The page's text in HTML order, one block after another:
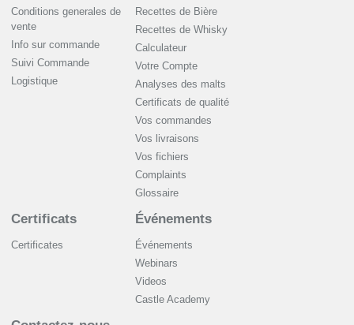
Conditions generales de
vente
Info sur commande
Suivi Commande
Logistique
Recettes de Bière
Recettes de Whisky
Сalculateur
Votre Compte
Analyses des malts
Certificats de qualité
Vos commandes
Vos livraisons
Vos fichiers
Complaints
Glossaire
Certificats
Certificates
Événements
Événements
Webinars
Videos
Castle Academy